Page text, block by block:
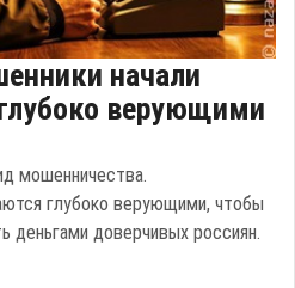
начали
верующими
мошенничества.
глубоко верующими, чтобы
деньгами доверчивых россиян.